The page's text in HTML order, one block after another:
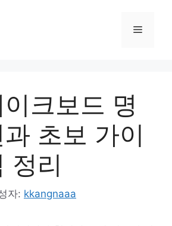
메
크보드 명
초보 가이
정리
자: kkangnaaa